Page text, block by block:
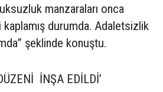
manzaraları onca
durumda. Adaletsizlik
şeklinde konuştu.
İNŞA EDİLDİ’